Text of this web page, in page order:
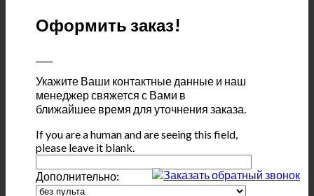
Оформить заказ!
Укажите Ваши контактные данные и наш
менеджер свяжется с Вами в
ближайшее время для уточнения заказа.
If you are a human and are seeing this field,
please leave it blank.
Дополнительно: